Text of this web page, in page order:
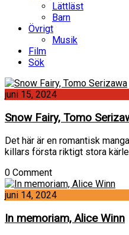
Lättläst
Barn
Övrigt
Musik
Film
Sök
juni 15, 2024
Snow Fairy, Tomo
Det här är en romantisk
killars första riktigt stora
0 Comment
juni 14, 2024
In memoriam, Alice Winn